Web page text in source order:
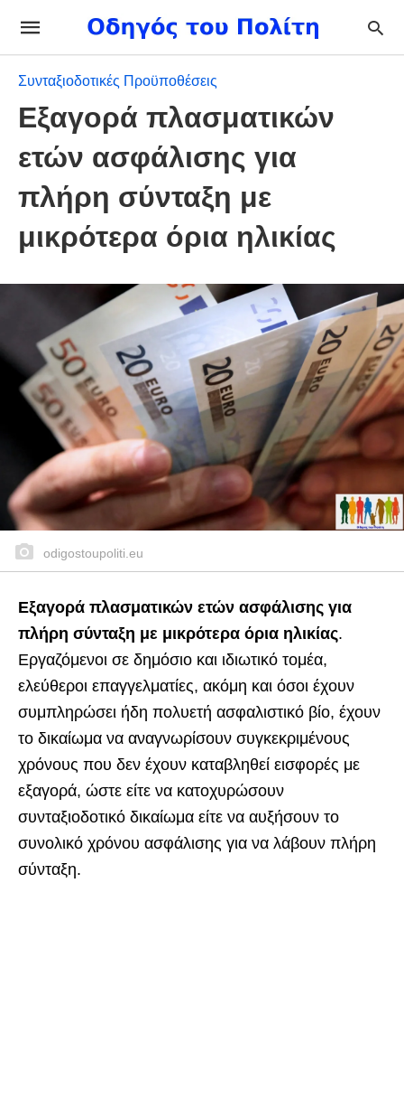
Συνταξιοδοτικές Προϋποθέσεις
Εξαγορά πλασματικών
ετών ασφάλισης για
πλήρη σύνταξη με
μικρότερα όρια ηλικίας
odigostoupoliti.eu
Εξαγορά πλασματικών ετών ασφάλισης για
πλήρη σύνταξη με μικρότερα όρια ηλικίας.
Εργαζόμενοι σε δημόσιο και ιδιωτικό τομέα,
ελεύθεροι επαγγελματίες, ακόμη και όσοι έχουν
συμπληρώσει ήδη πολυετή ασφαλιστικό βίο, έχουν
το δικαίωμα να αναγνωρίσουν συγκεκριμένους
χρόνους που δεν έχουν καταβληθεί εισφορές με
εξαγορά, ώστε είτε να κατοχυρώσουν
συνταξιοδοτικό δικαίωμα είτε να αυξήσουν το
συνολικό χρόνου ασφάλισης για να λάβουν πλήρη
σύνταξη.